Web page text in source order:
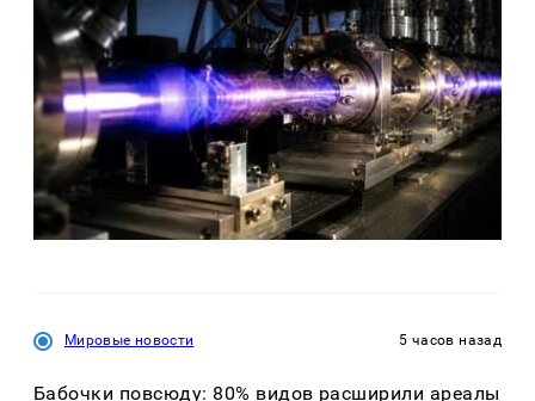
Мировые новости 5 часов назад
Бабочки повсюду: 80% видов расширили ареалы